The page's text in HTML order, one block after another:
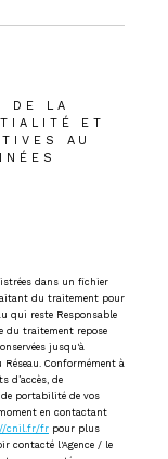
DE LA
ET
AU
dans un fichier
du traitement pour
qui reste Responsable
du traitement repose
jusqu'à
Conformément à
d’accès, de
portabilité de vos
en contactant
cnil.fr/fr pour plus
contacté l'Agence / le